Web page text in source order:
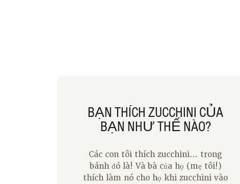
BẠN THÍCH ZUCCHINI CỦA
BẠN NHƯ THẾ NÀO?
Các con tôi thích zucchini… trong
bánh đó là! Và bà của họ (mẹ tôi!)
thích làm nó cho họ khi zucchini vào